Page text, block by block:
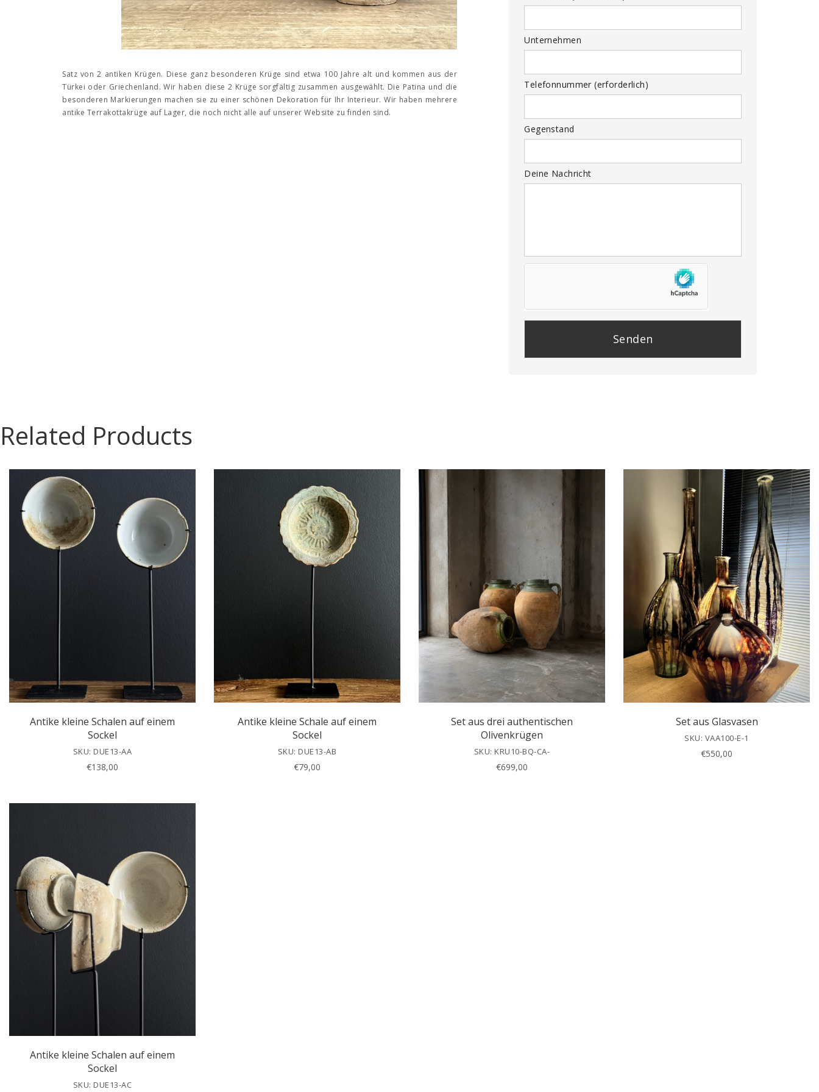
Satz von 2 antiken Krügen. Diese ganz besonderen Krüge sind etwa 100 Jahre alt und kommen aus der
Türkei oder Griechenland. Wir haben diese 2 Krüge sorgfältig zusammen ausgewählt. Die Patina und die
besonderen Markierungen machen sie zu einer schönen Dekoration für Ihr Interieur. Wir haben mehrere
antike Terrakottakrüge auf Lager, die noch nicht alle auf unserer Website zu finden sind.
Unternehmen
Telefonnummer (erforderlich)
Gegenstand
Deine Nachricht
Related Products
Antike kleine Schalen auf einem
Sockel
SKU: DUE13-AA
€138,00
Antike kleine Schale auf einem
Sockel
SKU: DUE13-AB
€79,00
Set aus drei authentischen
Olivenkrügen
SKU: KRU10-BQ-CA-
€699,00
Set aus Glasvasen
SKU: VAA100-E-1
€550,00
Antike kleine Schalen auf einem
Sockel
SKU: DUE13-AC